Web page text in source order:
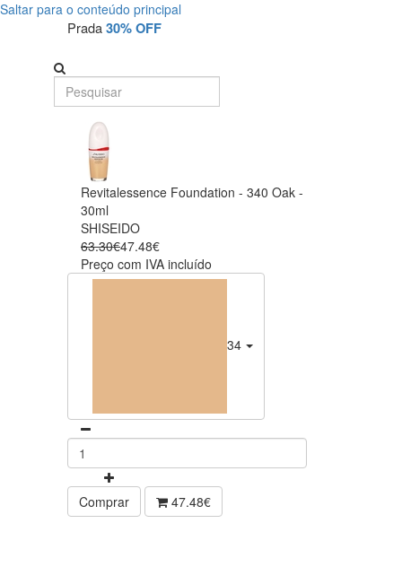
Saltar para o conteúdo principal
Prada30% OFF
Revitalessence Foundation - 340 Oak -
30ml
SHISEIDO
63.30€47.48€
Preço com IVA incluído
340 Oak
Comprar 47.48€